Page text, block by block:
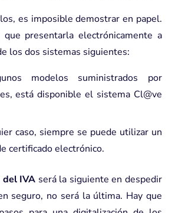
es imposible demostrar en papel.
que presentarla electrónicamente a
los dos sistemas siguientes:
modelos suministrados por
está disponible el sistema Cl@ve
caso, siempre se puede utilizar un
certificado electrónico.
del IVA será la siguiente en despedir
seguro, no será la última. Hay que